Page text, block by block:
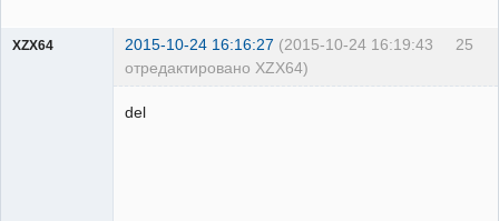
25
XZX64 2015-10-24 16:16:27 (2015-10-24 16:19:43
отредактировано XZX64)
del